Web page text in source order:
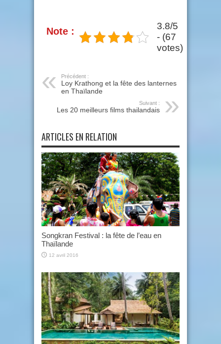
Note :
3.8/5
- (67
votes)
Précédent :
Loy Krathong et la fête des lanternes
en Thaïlande
Suivant :
Les 20 meilleurs films thailandais
ARTICLES EN RELATION
Songkran Festival : la fête de l’eau en
Thaïlande
12 avril 2016